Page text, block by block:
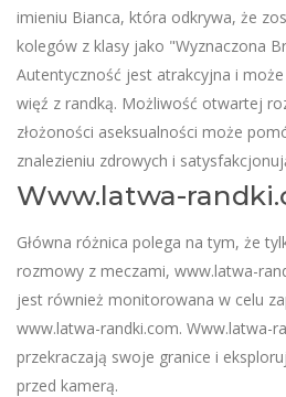
imieniu Bianca, która odkrywa, że
kolegów z klasy jako "Wyznaczona
Autentyczność jest atrakcyjna i
więź z randką. Możliwość otwartej
złożoności aseksualności może
znalezieniu zdrowych i
Www.latwa-
Główna różnica polega na tym, że
rozmowy z meczami, www.latwa-
jest również monitorowana w celu
www.latwa-randki.com. Www.latwa-
przekraczają swoje granice i
przed kamerą.